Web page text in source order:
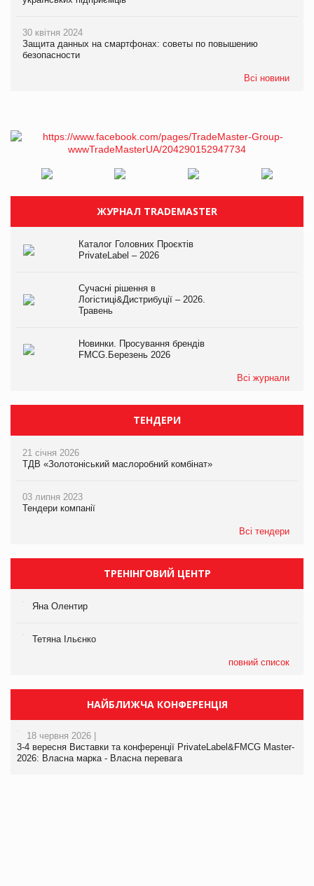
30 квітня 2024
Защита данных на смартфонах: советы по повышению
безопасности
Всі новини
ЖУРНАЛ TRADEMASTER
Каталог Головних Проєктів
PrivateLabel – 2026
Сучасні рішення в
Логістиці&Дистрибуції – 2026.
Травень
Новинки. Просування брендів
FMCG.Березень 2026
Всі журнали
ТЕНДЕРИ
21 січня 2026
ТДВ «Золотоніський маслоробний комбінат»
03 липня 2023
Тендери компанії
Всі тендери
ТРЕНІНГОВИЙ ЦЕНТР
Яна Олентир
Тетяна Ільєнко
повний список
НАЙБЛИЖЧА КОНФЕРЕНЦІЯ
18 червня 2026 |
3-4 вересня Виставки та конференції PrivateLabel&FMCG Master-
2026: Власна марка - Власна перевага